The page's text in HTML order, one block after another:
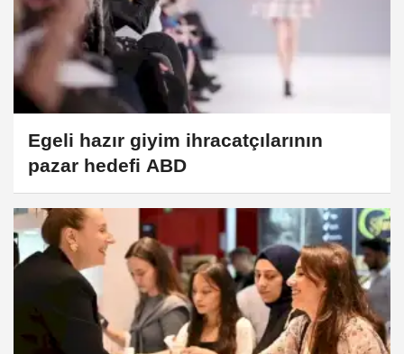
Egeli hazır giyim ihracatçılarının
pazar hedefi ABD